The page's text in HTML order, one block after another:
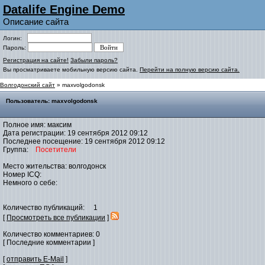
Datalife Engine Demo
Описание сайта
Логин:
Пароль:
Регистрация на сайте! Забыли пароль?
Вы просматриваете мобильную версию сайта. Перейти на полную версию сайта.
Волгодонский сайт » maxvolgodonsk
Пользователь: maxvolgodonsk
Полное имя: максим
Дата регистрации: 19 сентября 2012 09:12
Последнее посещение: 19 сентября 2012 09:12
Группа:
Посетители
Место жительства: волгодонск
Номер ICQ:
Немного о себе:
Количество публикаций: 1
[ Просмотреть все публикации ]
Количество комментариев: 0
[ Последние комментарии ]
[отправить E-Mail ]